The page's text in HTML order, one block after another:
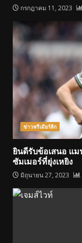
กรกฎาคม 11, 2023
ข่าวพรีเมียร์ลีก
ยินดีรับข้อเสนอ แม
ซัมเมอร์ที่ยุ่งเหยิง
มิถุนายน 27, 2023